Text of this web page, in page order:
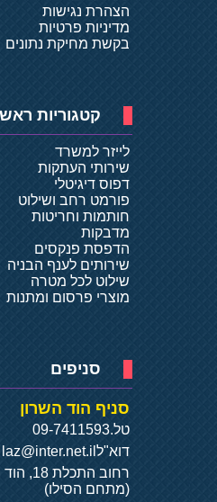
הצהרת נגישות
מדיניות פרטיות
בקשת מחיקת נתונים
קטגוריות
לייזר למשרד
שירותי העתקות
דפוס דיגיטלי
פורמט רחב ושילוט
חותמות וחריטות
מדבקות
הדפסת פנקסים
שירותים לענף הבניה
שילוט לכל מטרה
מוצרי פרסום ומתנות
סניפים
סניף הוד השרון
טל.09-7411593
דוא"ל laz@inter.net.il
רחוב
(מתחם הסילו)